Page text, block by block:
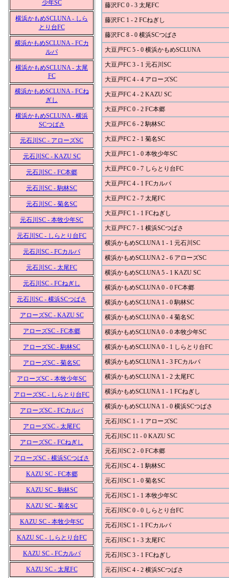
少年SC
横浜かもめSCLUNA - しら
とり台FC
横浜かもめSCLUNA - FCカ
ルパ
横浜かもめSCLUNA - 太尾
FC
横浜かもめSCLUNA - FCね
ぎし
横浜かもめSCLUNA - 横浜
SCつばさ
元石川SC - アローズSC
元石川SC - KAZU SC
元石川SC - FC本郷
元石川SC - 駒林SC
元石川SC - 菊名SC
元石川SC - 本牧少年SC
元石川SC - しらとり台FC
元石川SC - FCカルパ
元石川SC - 太尾FC
元石川SC - FCねぎし
元石川SC - 横浜SCつばさ
アローズSC - KAZU SC
アローズSC - FC本郷
アローズSC - 駒林SC
アローズSC - 菊名SC
アローズSC - 本牧少年SC
アローズSC - しらとり台FC
アローズSC - FCカルパ
アローズSC - 太尾FC
アローズSC - FCねぎし
アローズSC - 横浜SCつばさ
KAZU SC - FC本郷
KAZU SC - 駒林SC
KAZU SC - 菊名SC
KAZU SC - 本牧少年SC
KAZU SC - しらとり台FC
KAZU SC - FCカルパ
KAZU SC - 太尾FC
藤沢FC 0 - 3 太尾FC
藤沢FC 1 - 2 FCねぎし
藤沢FC 8 - 0 横浜SCつばさ
大豆戸FC 5 - 0 横浜かもめSCLUNA
大豆戸FC 3 - 1 元石川SC
大豆戸FC 4 - 4 アローズSC
大豆戸FC 4 - 2 KAZU SC
大豆戸FC 0 - 2 FC本郷
大豆戸FC 6 - 2 駒林SC
大豆戸FC 2 - 1 菊名SC
大豆戸FC 1 - 0 本牧少年SC
大豆戸FC 0 - 7 しらとり台FC
大豆戸FC 4 - 1 FCカルパ
大豆戸FC 2 - 7 太尾FC
大豆戸FC 1 - 1 FCねぎし
大豆戸FC 7 - 1 横浜SCつばさ
横浜かもめSCLUNA 1 - 1 元石川SC
横浜かもめSCLUNA 2 - 6 アローズSC
横浜かもめSCLUNA 5 - 1 KAZU SC
横浜かもめSCLUNA 0 - 0 FC本郷
横浜かもめSCLUNA 1 - 0 駒林SC
横浜かもめSCLUNA 0 - 4 菊名SC
横浜かもめSCLUNA 0 - 0 本牧少年SC
横浜かもめSCLUNA 0 - 1 しらとり台FC
横浜かもめSCLUNA 1 - 3 FCカルパ
横浜かもめSCLUNA 1 - 2 太尾FC
横浜かもめSCLUNA 1 - 1 FCねぎし
横浜かもめSCLUNA 1 - 0 横浜SCつばさ
元石川SC 1 - 1 アローズSC
元石川SC 11 - 0 KAZU SC
元石川SC 2 - 0 FC本郷
元石川SC 4 - 1 駒林SC
元石川SC 1 - 0 菊名SC
元石川SC 1 - 1 本牧少年SC
元石川SC 0 - 0 しらとり台FC
元石川SC 1 - 1 FCカルパ
元石川SC 1 - 3 太尾FC
元石川SC 3 - 1 FCねぎし
元石川SC 4 - 2 横浜SCつばさ